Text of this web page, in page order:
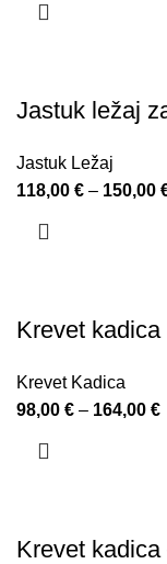
Jastuk ležaj
Jastuk Ležaj
118,00 € – 150,00
Krevet
Krevet Kadica
98,00 € – 164,00 €
Krevet kadica